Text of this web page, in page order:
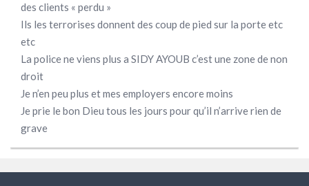
des clients « perdu »
Ils les terrorises donnent des coup de pied sur la porte etc
etc
La police ne viens plus a SIDY AYOUB c’est une zone de non
droit
Je n’en peu plus et mes employers encore moins
Je prie le bon Dieu tous les jours pour qu’il n’arrive rien de
grave